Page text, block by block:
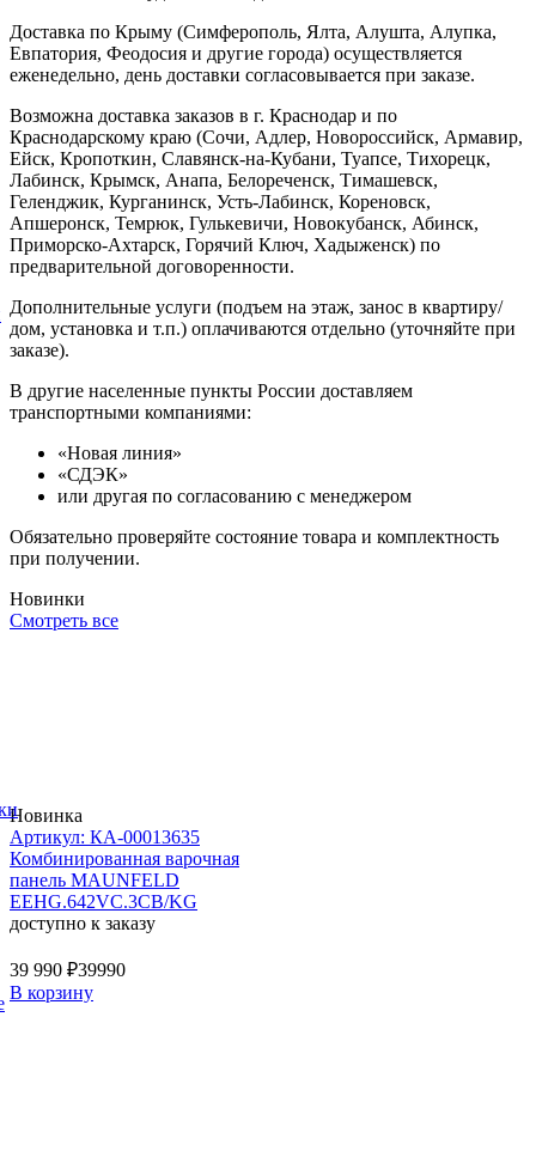
Доставка по Крыму (Симферополь, Ялта, Алушта, Алупка,
Евпатория, Феодосия и другие города) осуществляется
еженедельно, день доставки согласовывается при заказе.
Возможна доставка заказов в г. Краснодар и по
Краснодарскому краю (Сочи, Адлер, Новороссийск, Армавир,
Ейск, Кропоткин, Славянск-на-Кубани, Туапсе, Тихорецк,
Лабинск, Крымск, Анапа, Белореченск, Тимашевск,
Геленджик, Курганинск, Усть-Лабинск, Кореновск,
Апшеронск, Темрюк, Гулькевичи, Новокубанск, Абинск,
Приморско-Ахтарск, Горячий Ключ, Хадыженск) по
предварительной договоренности.
Дополнительные услуги (подъем на этаж, занос в квартиру/
дом, установка и т.п.) оплачиваются отдельно (уточняйте при
заказе).
В другие населенные пункты России доставляем
транспортными компаниями:
«Новая линия»
«СДЭК»
или другая по согласованию с менеджером
Обязательно проверяйте состояние товара и комплектность
при получении.
Новинки
Смотреть все
Новинка
Артикул: КА-00013635
Комбинированная варочная
панель MAUNFELD
EEHG.642VC.3CB/KG
доступно к заказу
39 990 ₽39990
В корзину